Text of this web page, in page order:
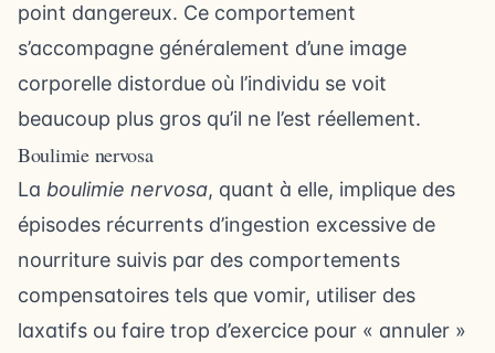
point dangereux. Ce comportement
s’accompagne généralement d’une image
corporelle distordue où l’individu se voit
beaucoup plus gros qu’il ne l’est réellement.
Boulimie nervosa
La boulimie nervosa, quant à elle, implique des
épisodes récurrents d’ingestion excessive de
nourriture suivis par des comportements
compensatoires tels que vomir, utiliser des
laxatifs ou faire trop d’exercice pour « annuler »